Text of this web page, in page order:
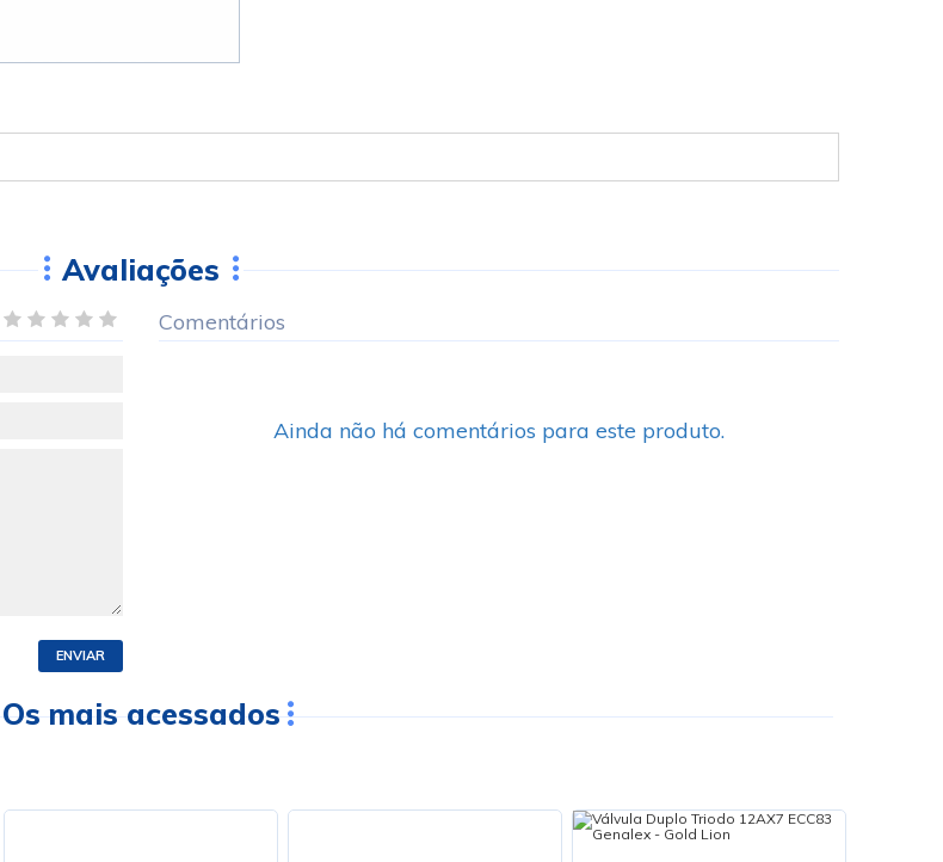
Avaliações
ENVIAR
Comentários
Ainda não há comentários para este produto.
Os mais acessados